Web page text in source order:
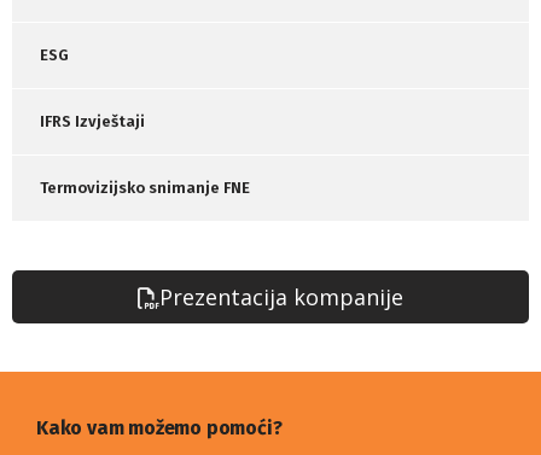
ESG
IFRS Izvještaji
Termovizijsko snimanje FNE
Prezentacija kompanije
Kako vam možemo pomoći?